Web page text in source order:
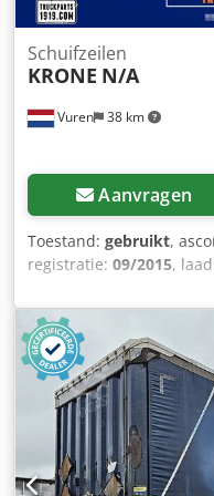
Vuren 38 km
Schuifzeilen
KRONE N/A
Aanvragen
Toestand: gebruikt,
registratie: 09/2015,
mm, totale lengte:
totale hoogte:4.000 mm
385/65R22,5, wielbasis:
2015, Uitrusting:ABS , =
= - EBS =
Laadvermogen: 33950
Totaalgewicht: 41000
Materiaal chassis: staal,